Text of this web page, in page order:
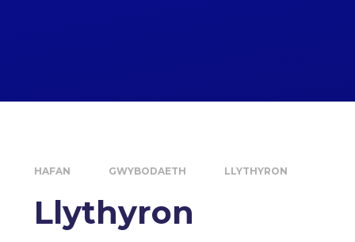
HAFAN GWYBODAETH LLYTHYRON
Llythyron